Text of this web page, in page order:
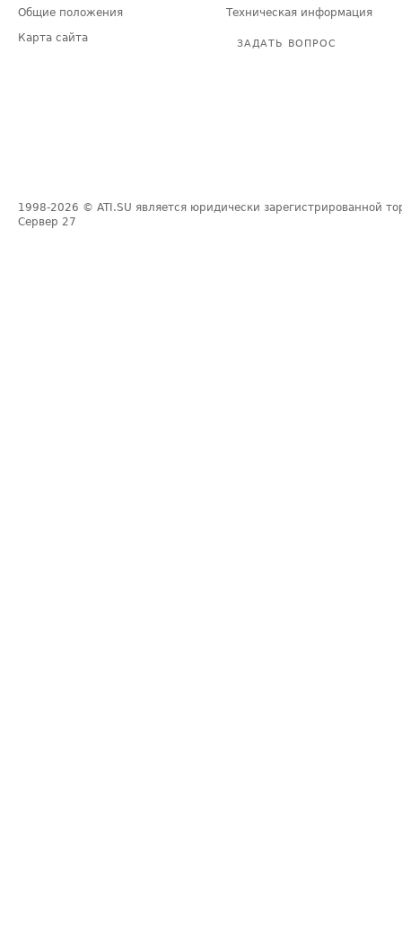
Общие положения
Карта сайта
Техническая информация
ЗАДАТЬ ВОПРОС
1998-2026 © ATI.SU является юридически зарегистрированной
Сервер 27